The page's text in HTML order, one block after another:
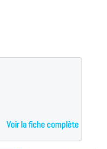
Voir la fiche complète